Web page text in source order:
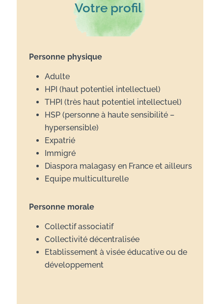
Votre profil
Personne physique
Adulte
HPI (haut potentiel intellectuel)
THPI (très haut potentiel intellectuel)
HSP (personne à haute sensibilité –
hypersensible)
Expatrié
Immigré
Diaspora malagasy en France et ailleurs
Equipe multiculturelle
Personne morale
Collectif associatif
Collectivité décentralisée
Etablissement à visée éducative ou de
développement